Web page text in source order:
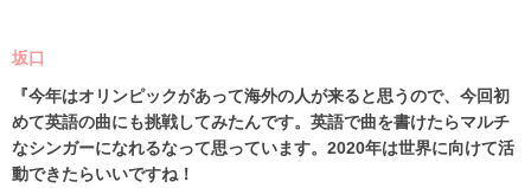
坂口
『今年はオリンピックがあって海外の人が来ると思うので、今回初
めて英語の曲にも挑戦してみたんです。英語で曲を書けたらマルチ
なシンガーになれるなって思っています。 2020年は世界に向けて活
動できたらいいですね！